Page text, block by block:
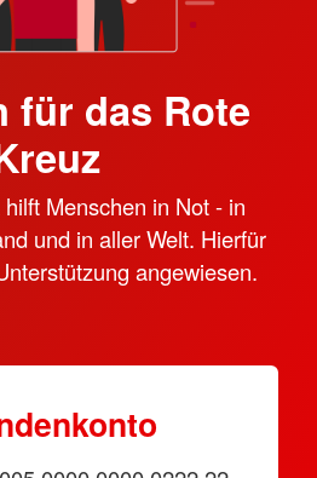
für das Rote
Menschen in Not - in
und in aller Welt. Hierfür
angewiesen.